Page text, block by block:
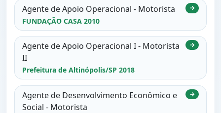
Agente de Apoio Operacional - Motorista
FUNDAÇÃO CASA 2010
→
Agente de Apoio Operacional I - Motorista
II
Prefeitura de Altinópolis/SP 2018
→
Agente de Desenvolvimento Econômico e
Social - Motorista
→